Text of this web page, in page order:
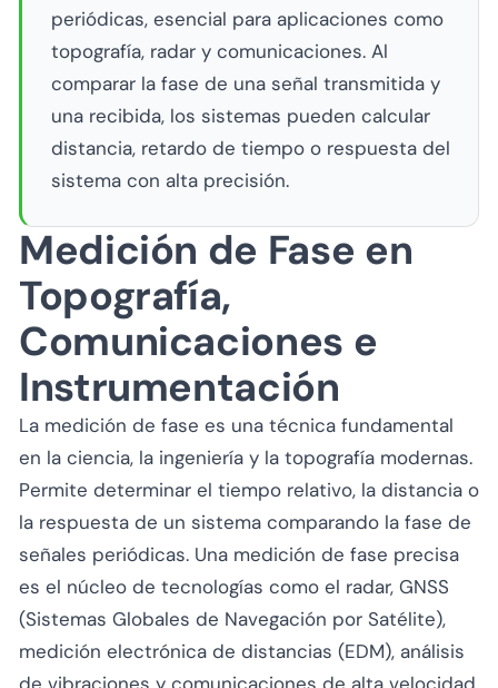
periódicas, esencial para aplicaciones como
topografía, radar y comunicaciones. Al
comparar la fase de una señal transmitida y
una recibida, los sistemas pueden calcular
distancia, retardo de tiempo o respuesta del
sistema con alta precisión.
Medición de Fase en
Topografía,
Comunicaciones e
Instrumentación
La medición de fase es una técnica fundamental
en la ciencia, la ingeniería y la topografía modernas.
Permite determinar el tiempo relativo, la distancia o
la respuesta de un sistema comparando la fase de
señales periódicas. Una medición de fase precisa
es el núcleo de tecnologías como el radar, GNSS
(Sistemas Globales de Navegación por Satélite),
medición electrónica de distancias (EDM), análisis
de vibraciones y comunicaciones de alta velocidad.